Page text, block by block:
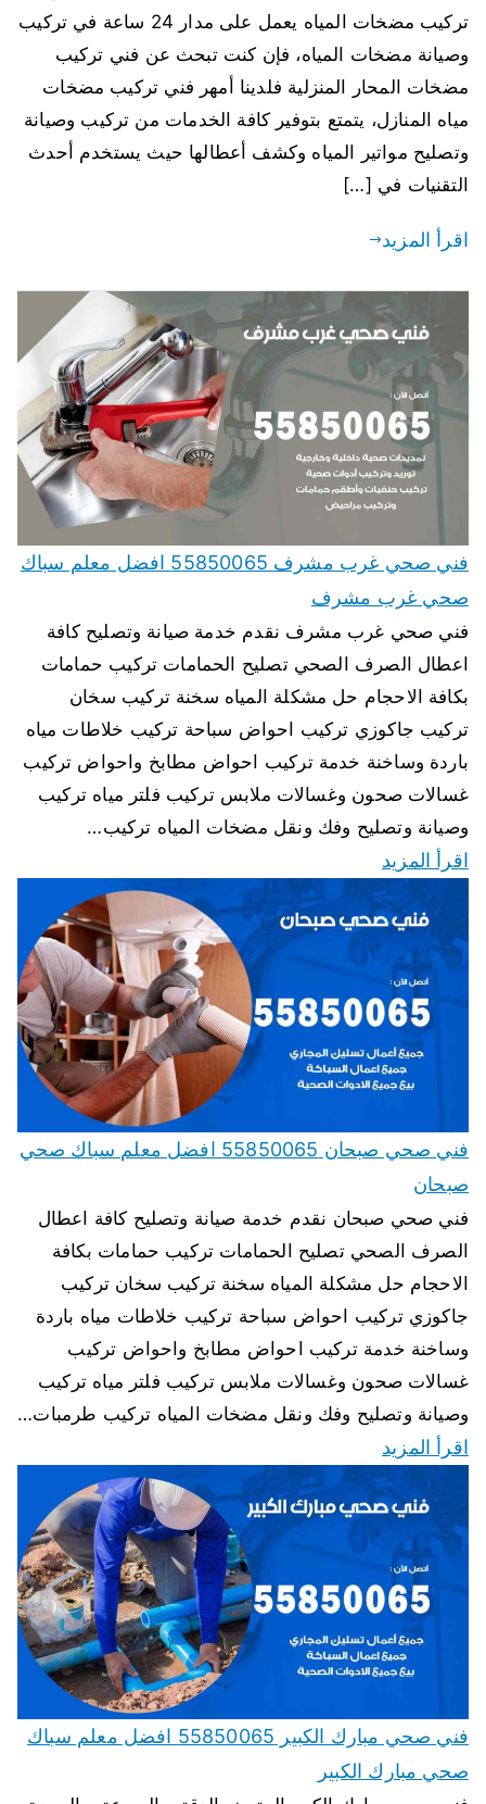
تركيب مضخات المياه يعمل على مدار 24 ساعة في تركيب
وصيانة مضخات المياه، فإن كنت تبحث عن فني تركيب
مضخات المحار المنزلية فلدينا أمهر فني تركيب مضخات
مياه المنازل، يتمتع بتوفير كافة الخدمات من تركيب وصيانة
وتصليح مواتير المياه وكشف أعطالها حيث يستخدم أحدث
التقنيات في […]
اقرأ المزيد
فني صحي غرب مشرف 55850065 افضل معلم سباك
صحي غرب مشرف
فني صحي غرب مشرف نقدم خدمة صيانة وتصليح كافة
اعطال الصرف الصحي تصليح الحمامات تركيب حمامات
بكافة الاحجام حل مشكلة المياه سخنة تركيب سخان
تركيب جاكوزي تركيب احواض سباحة تركيب خلاطات مياه
باردة وساخنة خدمة تركيب احواض مطابخ واحواض تركيب
غسالات صحون وغسالات ملابس تركيب فلتر مياه تركيب
وصيانة وتصليح وفك ونقل مضخات المياه تركيب…
اقرأ المزيد
فني صحي صبحان 55850065 افضل معلم سباك صحي
صبحان
فني صحي صبحان نقدم خدمة صيانة وتصليح كافة اعطال
الصرف الصحي تصليح الحمامات تركيب حمامات بكافة
الاحجام حل مشكلة المياه سخنة تركيب سخان تركيب
جاكوزي تركيب احواض سباحة تركيب خلاطات مياه باردة
وساخنة خدمة تركيب احواض مطابخ واحواض تركيب
غسالات صحون وغسالات ملابس تركيب فلتر مياه تركيب
وصيانة وتصليح وفك ونقل مضخات المياه تركيب طرمبات…
اقرأ المزيد
فني صحي مبارك الكبير 55850065 افضل معلم سباك
صحي مبارك الكبير